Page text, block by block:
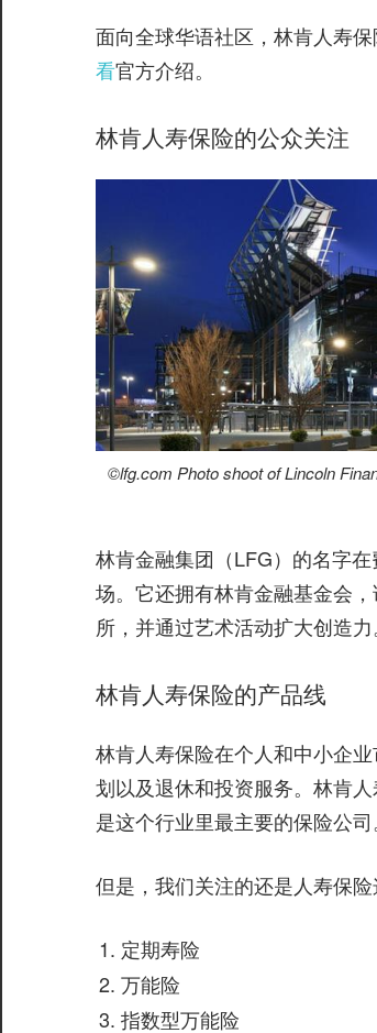
面向全球华语社区，林肯人寿
看官方介绍。
林肯人寿保险的公众关注
©️lfg.com Photo shoot of Lincoln
林肯金融集团（LFG）的名字
场。它还拥有林肯金融基金会
所，并通过艺术活动扩大创造力
林肯人寿保险的产品线
林肯人寿保险在个人和中小企
划以及退休和投资服务。林肯
是这个行业里最主要的保险公司
但是，我们关注的还是人寿保
定期寿险
万能险
指数型万能险